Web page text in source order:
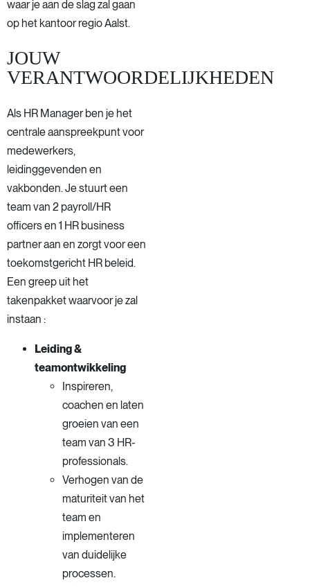
waar je aan de slag zal gaan
op het kantoor regio Aalst.
JOUW
VERANTWOORDELIJKHEDEN
Als HR Manager ben je het
centrale aanspreekpunt voor
medewerkers,
leidinggevenden en
vakbonden. Je stuurt een
team van 2 payroll/HR
officers en 1 HR business
partner aan en zorgt voor een
toekomstgericht HR beleid.
Een greep uit het
takenpakket waarvoor je zal
instaan :
Leiding &
teamontwikkeling
Inspireren,
coachen en laten
groeien van een
team van 3 HR-
professionals.
Verhogen van de
maturiteit van het
team en
implementeren
van duidelijke
processen.